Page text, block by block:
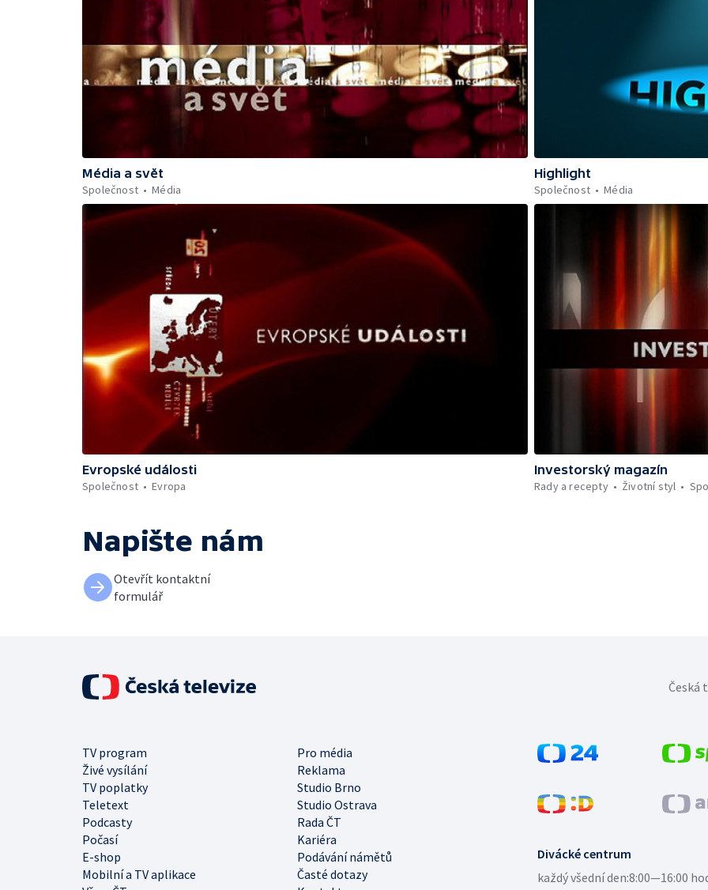
Média a svět
Společnost
Média
Highlight
Společnost
Média
Evropské události
Společnost
Evropa
Investorský magazín
Rady a recepty
Životní styl
Napište nám
Otevřít kontaktní
formulář
Divácké centrum
každý všední den:8:00—16:00
TV program
Pro média
Živé vysílání
Reklama
TV poplatky
Studio Brno
Teletext
Studio Ostrava
Podcasty
Rada ČT
Počasí
Kariéra
E-shop
Podávání námětů
Mobilní a TV aplikace
Časté dotazy
Česká